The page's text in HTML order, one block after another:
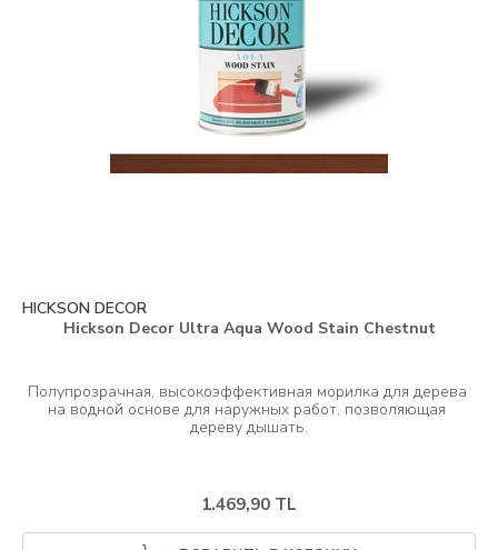
HICKSON DECOR
Hickson Decor Ultra Aqua Wood Stain Chestnut
Полупрозрачная, высокоэффективная морилка для дерева
на водной основе для наружных работ, позволяющая
1.469,90 TL